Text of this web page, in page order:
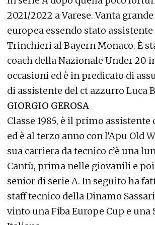
2021/2022 a Varese. Vanta
europea essendo stato
Trinchieri al Bayern Monaco. È
coach della Nazionale Under 20
occasioni ed è in predicato di
di assistente del ct azzurro Luca
GIORGIO GEROSA
Classe 1985, è il primo
ed è al terzo anno con l’Apu Old
sua carriera da tecnico c’è una
Cantù, prima nelle giovanili e
senior di serie A. In seguito ha
staff tecnico della Dinamo
vinto una Fiba Europe Cup e una